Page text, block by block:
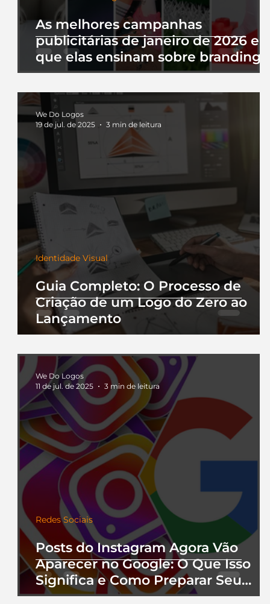
As melhores campanhas
publicitárias de janeiro de 2026 e
que elas ensinam sobre branding
Guia Completo: O Processo de
Criação de um Logo do Zero ao
Lançamento
Identidade Visual
We Do Logos
19 de jul. de 2025
3 min de leitura
Posts do Instagram Agora Vão
Aparecer no Google: O Que Isso
Significa e Como Preparar Seu
Perfil
Redes Sociais
We Do Logos
11 de jul. de 2025
3 min de leitura